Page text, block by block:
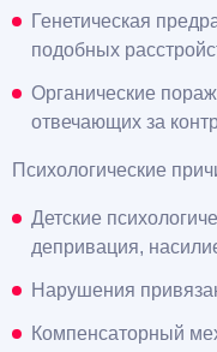
Генетическая
подобных
Органические
отвечающих за
Психологические
Детские
депривация,
Нарушения
Компенсаторный